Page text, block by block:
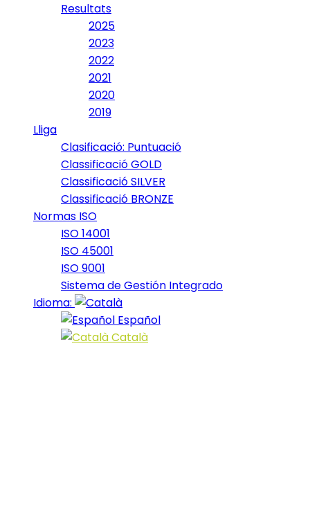
Resultats
2025
2023
2022
2021
2020
2019
Lliga
Clasificació: Puntuació
Classificació GOLD
Classificació SILVER
Classificació BRONZE
Normas ISO
ISO 14001
ISO 45001
ISO 9001
Sistema de Gestión Integrado
Idioma:
Español
Català